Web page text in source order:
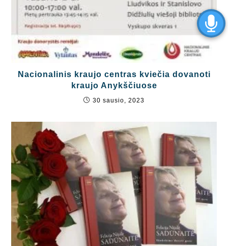
Nacionalinis kraujo centras kviečia dovanoti
kraujo Anykščiuose
30 sausio, 2023